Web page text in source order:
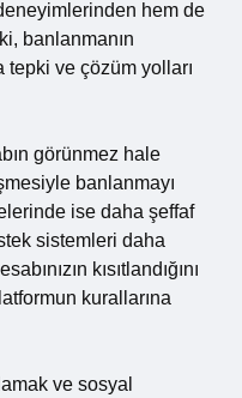
hem de
banlanmanın
ve çözüm yolları
görünmez hale
banlanmayı
ise daha şeffaf
sistemleri daha
kısıtlandığını
kurallarına
ve sosyal